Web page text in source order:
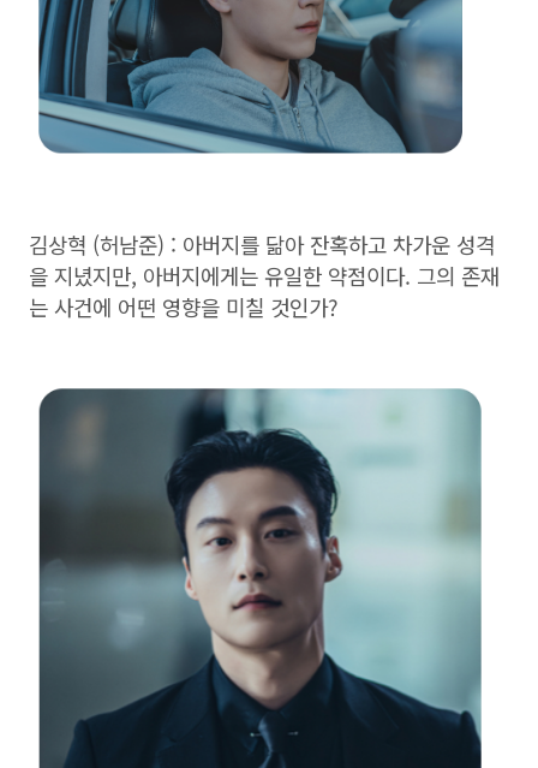
김상혁 (허남준) : 아버지를 닮아 잔혹하고 차가운 성격
을 지녔지만, 아버지에게는 유일한 약점이다. 그의 존재
는 사건에 어떤 영향을 미칠 것인가?